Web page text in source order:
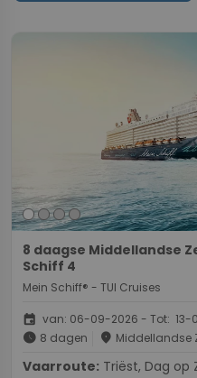
8 daagse Middellandse
Schiff 4
Mein Schiff® - TUI Cruises
event van: 06-09-2026 - Tot: 13-
schedule 8 dagen place Middellandse
Vaarroute: